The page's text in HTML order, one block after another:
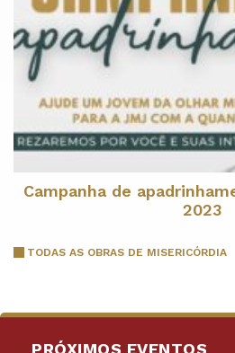
Campanha de
2023
TODAS AS OBRAS DE MISERICÓRDIA
PRÓXIMOS EVENTOS